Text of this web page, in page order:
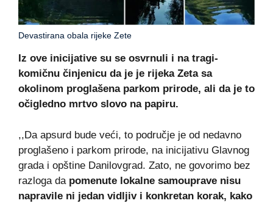
Devastirana obala rijeke Zete
Iz ove inicijative su se osvrnuli i na tragi-
komičnu činjenicu da je je rijeka Zeta sa
okolinom proglašena parkom prirode, ali da je to
očigledno mrtvo slovo na papiru.
,,Da apsurd bude veći, to područje je od nedavno
proglašeno i parkom prirode, na inicijativu Glavnog
grada i opštine Danilovgrad. Zato, ne govorimo bez
razloga da pomenute lokalne samouprave nisu
napravile ni jedan vidljiv i konkretan korak, kako